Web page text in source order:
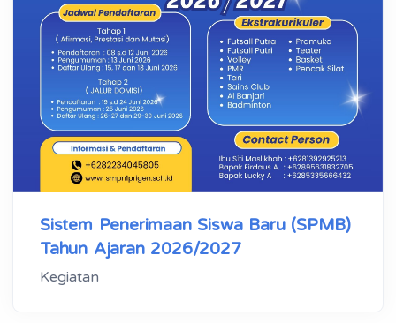
Sistem Penerimaan Siswa Baru (SPMB)
Tahun Ajaran 2026/2027
Kegiatan